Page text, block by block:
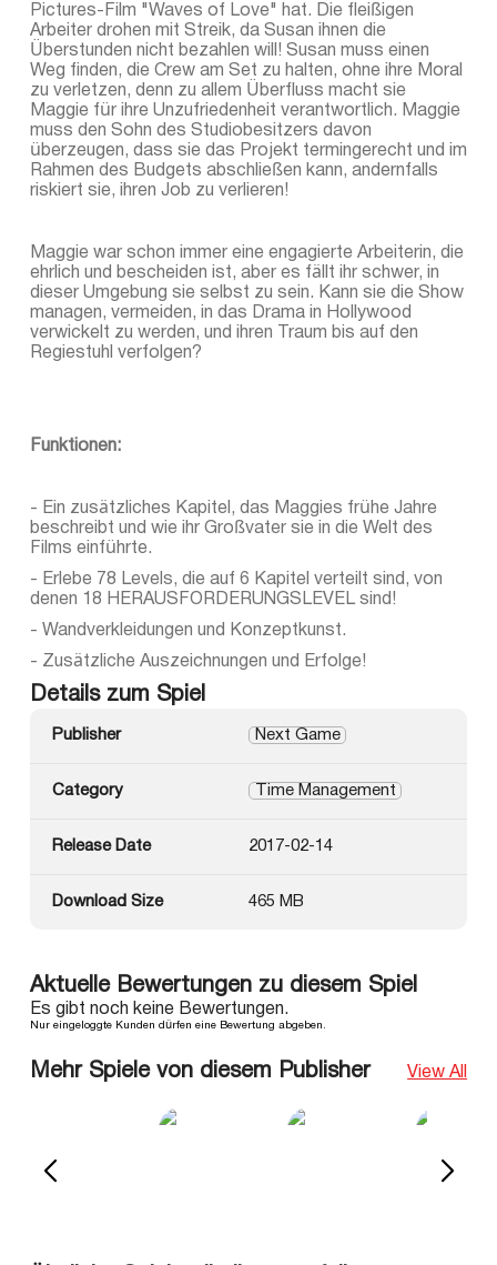
Pictures-Film "Waves of Love" hat. Die fleißigen
Arbeiter drohen mit Streik, da Susan ihnen die
Überstunden nicht bezahlen will! Susan muss einen
Weg finden, die Crew am Set zu halten, ohne ihre Moral
zu verletzen, denn zu allem Überfluss macht sie
Maggie für ihre Unzufriedenheit verantwortlich. Maggie
muss den Sohn des Studiobesitzers davon
überzeugen, dass sie das Projekt termingerecht und im
Rahmen des Budgets abschließen kann, andernfalls
riskiert sie, ihren Job zu verlieren!
Maggie war schon immer eine engagierte Arbeiterin, die
ehrlich und bescheiden ist, aber es fällt ihr schwer, in
dieser Umgebung sie selbst zu sein. Kann sie die Show
managen, vermeiden, in das Drama in Hollywood
verwickelt zu werden, und ihren Traum bis auf den
Regiestuhl verfolgen?
Funktionen:
- Ein zusätzliches Kapitel, das Maggies frühe Jahre
beschreibt und wie ihr Großvater sie in die Welt des
Films einführte.
- Erlebe 78 Levels, die auf 6 Kapitel verteilt sind, von
denen 18 HERAUSFORDERUNGSLEVEL sind!
- Wandverkleidungen und Konzeptkunst.
- Zusätzliche Auszeichnungen und Erfolge!
Details zum Spiel
Publisher Next Game
Category Time Management
Release Date 2017-02-14
Download Size 465 MB
Aktuelle Bewertungen zu diesem Spiel
Es gibt noch keine Bewertungen.
Nur eingeloggte Kunden dürfen eine Bewertung abgeben.
Mehr Spiele von diesem Publisher View All